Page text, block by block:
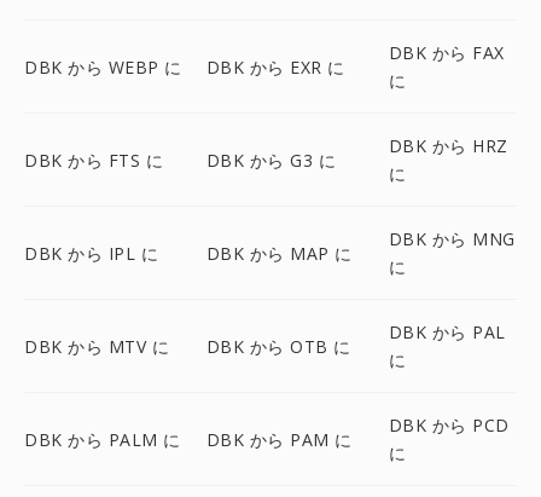
DBK から WEBP に DBK から EXR に
DBK から FAX
に
DBK から FTS に DBK から G3 に
DBK から HRZ
に
DBK から IPL に DBK から MAP に
DBK から MNG
に
DBK から MTV に DBK から OTB に
DBK から PAL
に
DBK から PALM に DBK から PAM に
DBK から PCD
に